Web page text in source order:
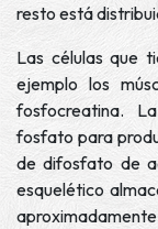
resto está
Las células que
ejemplo los
fosfocreatina.
fosfato para
de difosfato de
esquelético